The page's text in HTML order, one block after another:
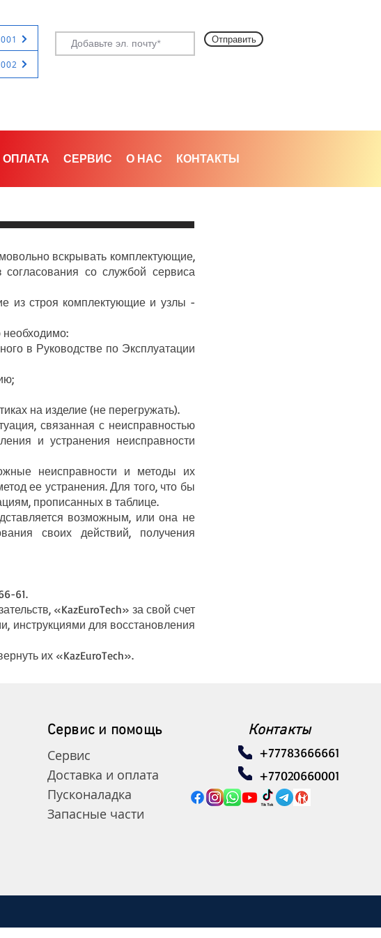
Отправить
СЕРВИС О НАС КОНТАКТЫ
вскрывать комплектующие,
со службой сервиса
строя комплектующие и узлы -
в Руководстве по Эксплуатации
на изделие (не перегружать).​
связанная с неисправностью
и устранения неисправности
неисправности и методы их
ее устранения. Для того, что бы
прописанных в таблице.
возможным, или она не
своих действий, получения
61.
«KazEuroTech» за свой счет
инструкциями для восстановления
их «KazEuroTech».
Сервис и помощь
Сервис
Доставка и оплата
Пусконаладка
Запасные части
Контакты
+77783666661
+77020660001